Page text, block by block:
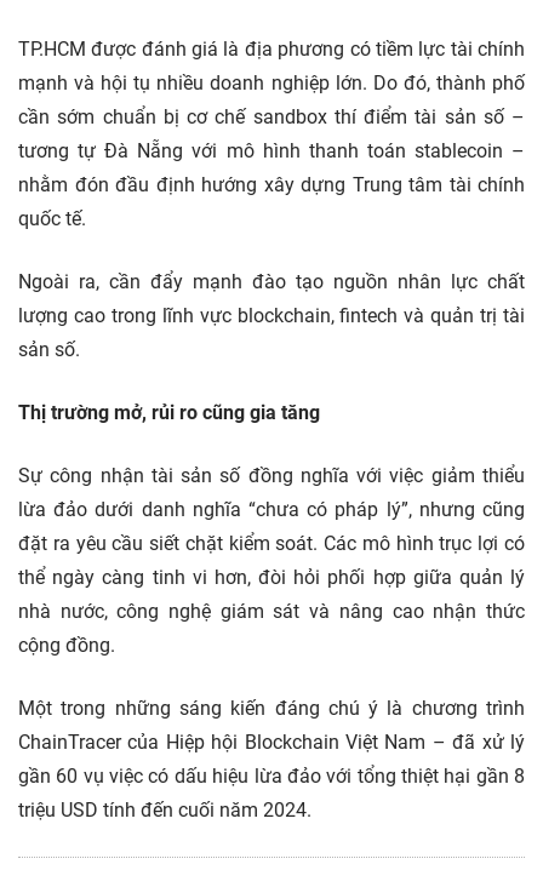
TP.HCM được đánh giá là địa phương có tiềm lực tài chính
mạnh và hội tụ nhiều doanh nghiệp lớn. Do đó, thành phố
cần sớm chuẩn bị cơ chế sandbox thí điểm tài sản số –
tương tự Đà Nẵng với mô hình thanh toán stablecoin –
nhằm đón đầu định hướng xây dựng Trung tâm tài chính
quốc tế.
Ngoài ra, cần đẩy mạnh đào tạo nguồn nhân lực chất
lượng cao trong lĩnh vực blockchain, fintech và quản trị tài
sản số.
Thị trường mở, rủi ro cũng gia tăng
Sự công nhận tài sản số đồng nghĩa với việc giảm thiểu
lừa đảo dưới danh nghĩa “chưa có pháp lý”, nhưng cũng
đặt ra yêu cầu siết chặt kiểm soát. Các mô hình trục lợi có
thể ngày càng tinh vi hơn, đòi hỏi phối hợp giữa quản lý
nhà nước, công nghệ giám sát và nâng cao nhận thức
cộng đồng.
Một trong những sáng kiến đáng chú ý là chương trình
ChainTracer của Hiệp hội Blockchain Việt Nam – đã xử lý
gần 60 vụ việc có dấu hiệu lừa đảo với tổng thiệt hại gần 8
triệu USD tính đến cuối năm 2024.